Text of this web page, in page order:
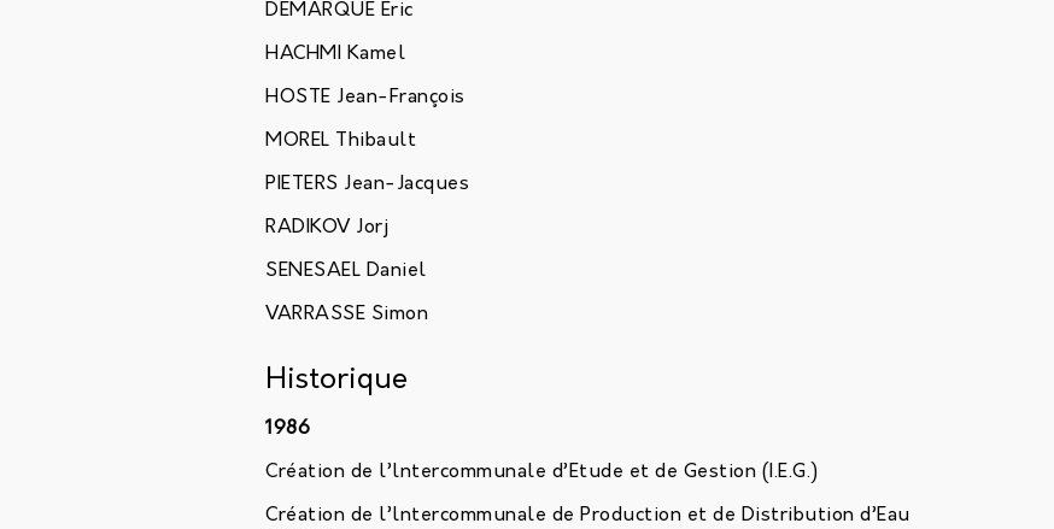
DEMARQUE Éric
HACHMI Kamel
HOSTE Jean-François
MOREL Thibault
PIETERS Jean-Jacques
RADIKOV Jorj
SENESAEL Daniel
VARRASSE Simon
Historique
1986
Création de l’lntercommunale d’Etude et de Gestion (I.E.G.)
Création de l’lntercommunale de Production et de Distribution d’Eau